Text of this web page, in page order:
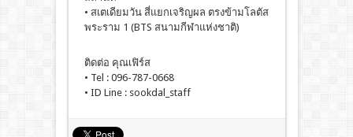
• สเตเดียมวัน สี่แยกเจริญผล ตรงข้ามโลตัส
พระราม 1 (BTS สนามกีฬาแห่งชาติ)
ติดต่อ คุณเฟิร์ส
• Tel : 096-787-0668
• ID Line : sookdal_staff